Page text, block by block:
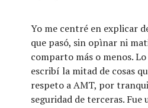
Yo me centré en explicar
que pasó, sin opìnar ni
comparto más o menos.
escribí la mitad de cosas
respeto a AMT, por
seguridad de terceras.